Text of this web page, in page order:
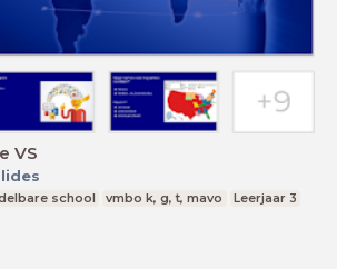
VS
school vmbo k, g, t, mavo Leerjaar 3